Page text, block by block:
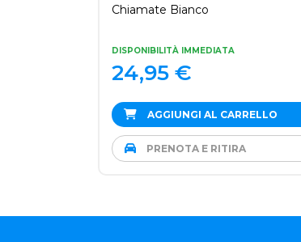
Chiamate Bianco
DISPONIBILITÀ IMMEDIATA
24,95 €
AGGIUNGI AL CARRELLO
PRENOTA E RITIRA